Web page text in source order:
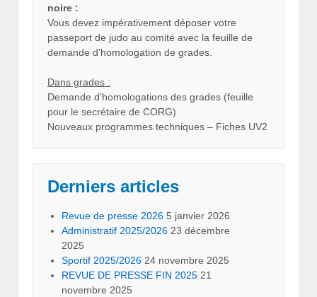
noire :
Vous devez impérativement déposer votre
passeport de judo au comité avec la feuille de
demande d’homologation de grades.
Dans grades :
Demande d’homologations des grades (feuille
pour le secrétaire de CORG)
Nouveaux programmes techniques – Fiches UV2
Derniers articles
Revue de presse 2026 5 janvier 2026
Administratif 2025/2026 23 décembre
2025
Sportif 2025/2026 24 novembre 2025
REVUE DE PRESSE FIN 2025 21
novembre 2025